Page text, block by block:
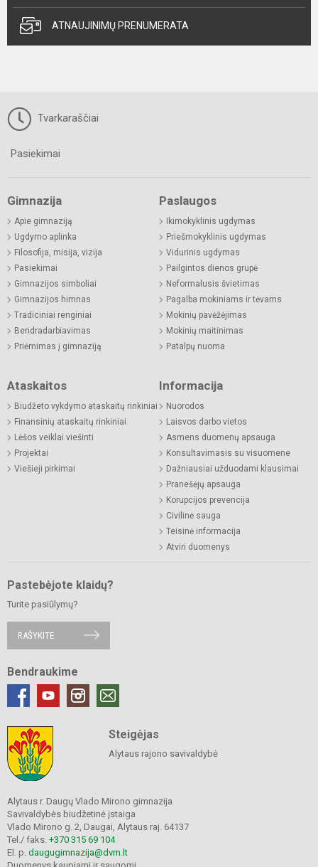
ATNAUJINIMŲ PRENUMERATA
Tvarkaraščiai
Pasiekimai
Gimnazija
Apie gimnaziją
Ugdymo aplinka
Filosofija, misija, vizija
Pasiekimai
Gimnazijos simboliai
Gimnazijos himnas
Tradiciniai renginiai
Bendradarbiavimas
Priėmimas į gimnaziją
Paslaugos
Ikimokyklinis ugdymas
Priešmokyklinis ugdymas
Vidurinis ugdymas
Pailgintos dienos grupė
Neformalusis švietimas
Pagalba mokiniams ir tėvams
Mokinių pavėžėjimas
Mokinių maitinimas
Patalpų nuoma
Ataskaitos
Biudžeto vykdymo ataskaitų rinkiniai
Finansinių ataskaitų rinkiniai
Lėšos veiklai viešinti
Projektai
Viešieji pirkimai
Informacija
Nuorodos
Laisvos darbo vietos
Asmens duomenų apsauga
Konsultavimasis su visuomene
Dažniausiai užduodami klausimai
Pranešėjų apsauga
Korupcijos prevencija
Civilinė sauga
Teisinė informacija
Atviri duomenys
Pastebėjote klaidų?
Turite pasiūlymų?
RAŠYKITE
Bendraukime
Steigėjas
Alytaus rajono savivaldybė
Alytaus r. Daugų Vlado Mirono gimnazija
Savivaldybės biudžetinė įstaiga
Vlado Mirono g. 2, Daugai, Alytaus raj. 64137
Tel./ faks. +370 315 69 104
El. p. daugugimnazija@dvm.lt